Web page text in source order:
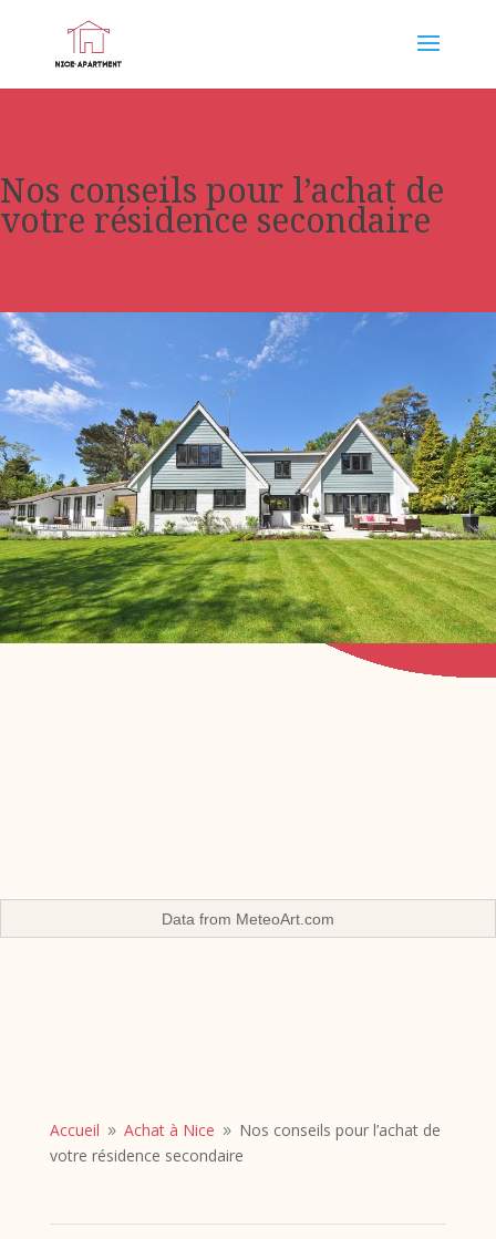
Nos conseils pour l’achat de
votre résidence secondaire
Data from MeteoArt.com
Accueil 9 Achat à Nice 9 Nos conseils pour l’achat de
votre résidence secondaire